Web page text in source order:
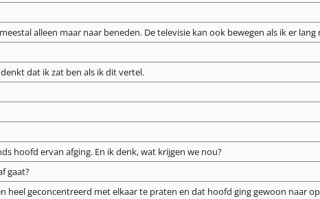
alleen maar naar beneden. De televisie kan ook bewegen als ik er lang
dat ik zat ben als ik dit vertel.
hoofd ervan afging. En ik denk, wat krijgen we nou?
gaat?
heel geconcentreerd met elkaar te praten en dat hoofd ging gewoon naar